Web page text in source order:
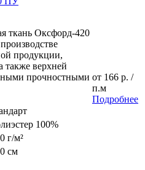
ткань Оксфорд-420
продукции,
также верхней
прочностными
100%
г/м²
см
от 166 р. /
п.м
Подробнее